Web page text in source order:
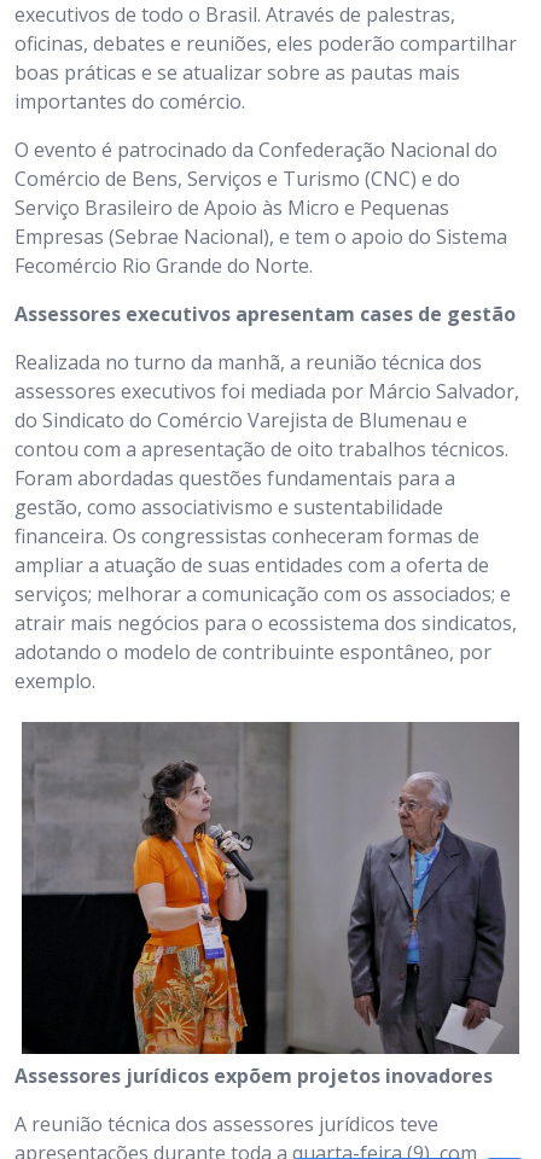
executivos de todo o Brasil. Através de palestras,
oficinas, debates e reuniões, eles poderão compartilhar
boas práticas e se atualizar sobre as pautas mais
importantes do comércio.
O evento é patrocinado da Confederação Nacional do
Comércio de Bens, Serviços e Turismo (CNC) e do
Serviço Brasileiro de Apoio às Micro e Pequenas
Empresas (Sebrae Nacional), e tem o apoio do Sistema
Fecomércio Rio Grande do Norte.
Assessores executivos apresentam cases de gestão
Realizada no turno da manhã, a reunião técnica dos
assessores executivos foi mediada por Márcio Salvador,
do Sindicato do Comércio Varejista de Blumenau e
contou com a apresentação de oito trabalhos técnicos.
Foram abordadas questões fundamentais para a
gestão, como associativismo e sustentabilidade
financeira. Os congressistas conheceram formas de
ampliar a atuação de suas entidades com a oferta de
serviços; melhorar a comunicação com os associados; e
atrair mais negócios para o ecossistema dos sindicatos,
adotando o modelo de contribuinte espontâneo, por
exemplo.
Assessores jurídicos expõem projetos inovadores
A reunião técnica dos assessores jurídicos teve
apresentações durante toda a quarta-feira (9), com